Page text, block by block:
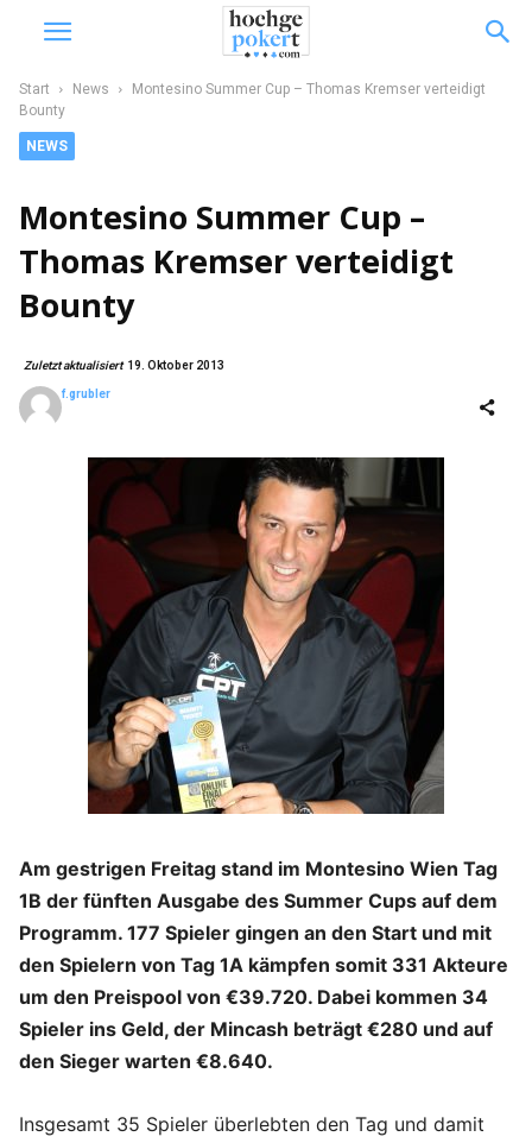
Start News
Montesino Summer Cup – Thomas Kremser verteidigt
Bounty
NEWS
Montesino Summer Cup –
Thomas Kremser verteidigt
Bounty
Zuletzt aktualisiert 19. Oktober 2013
f.grubler
Am gestrigen Freitag stand im Montesino Wien Tag
1B der fünften Ausgabe des Summer Cups auf dem
Programm. 177 Spieler gingen an den Start und mit
den Spielern von Tag 1A kämpfen somit 331 Akteure
um den Preispool von €39.720. Dabei kommen 34
Spieler ins Geld, der Mincash beträgt €280 und auf
den Sieger warten €8.640.
Insgesamt 35 Spieler überlebten den Tag und damit